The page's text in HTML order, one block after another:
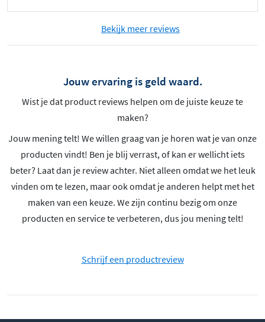
Bekijk meer reviews
Jouw ervaring is geld waard.
Wist je dat product reviews helpen om de juiste keuze te
maken?
Jouw mening telt! We willen graag van je horen wat je van onze
producten vindt! Ben je blij verrast, of kan er wellicht iets
beter? Laat dan je review achter. Niet alleen omdat we het leuk
vinden om te lezen, maar ook omdat je anderen helpt met het
maken van een keuze. We zijn continu bezig om onze
producten en service te verbeteren, dus jou mening telt!
Schrijf een productreview